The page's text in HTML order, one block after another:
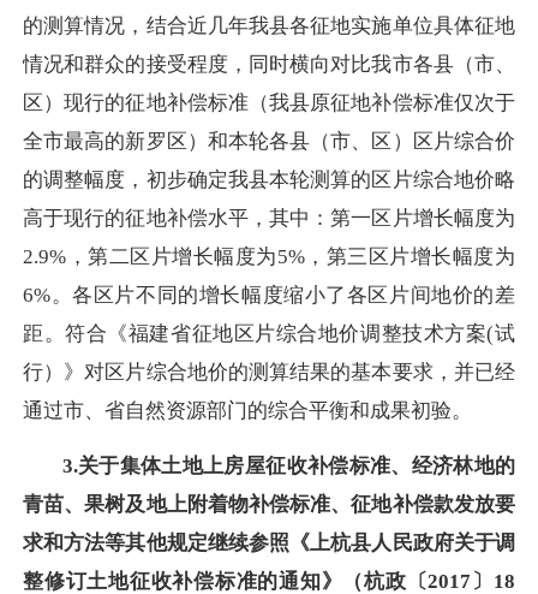
的测算情况，结合近几年我县各征地实施单位具体征地
情况和群众的接受程度，同时横向对比我市各县（市、
区）现行的征地补偿标准（我县原征地补偿标准仅次于
全市最高的新罗区）和本轮各县（市、区）区片综合价
的调整幅度，初步确定我县本轮测算的区片综合地价略
高于现行的征地补偿水平，其中：第一区片增长幅度为
2.9%，第二区片增长幅度为5%，第三区片增长幅度为
6%。各区片不同的增长幅度缩小了各区片间地价的差
距。符合《福建省征地区片综合地价调整技术方案(试
行）》对区片综合地价的测算结果的基本要求，并已经
通过市、省自然资源部门的综合平衡和成果初验。
3.关于集体土地上房屋征收补偿标准、经济林地的
青苗、果树及地上附着物补偿标准、征地补偿款发放要
求和方法等其他规定继续参照《上杭县人民政府关于调
整修订土地征收补偿标准的通知》（杭政〔2017〕18